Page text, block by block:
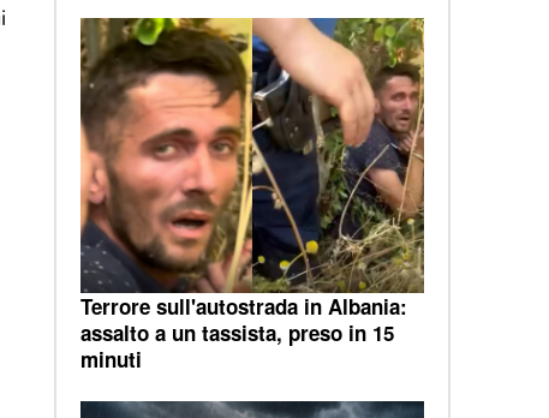
Terrore sull'autostrada in Albania:
assalto a un tassista, preso in 15
minuti